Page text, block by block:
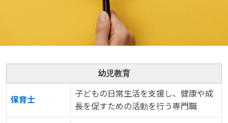
幼児教育
保育士
子どもの日常生活を支援し、健康や成
長を促すための活動を行う専門職